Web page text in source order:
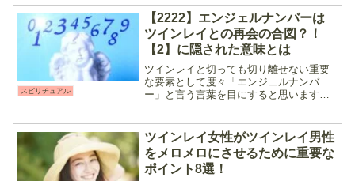
けでなくペットの気持ちやメッセージの
鑑定も可能...
スピリチュアル
【2222】エンジェルナンバーは
ツインレイとの再会の合図？！
【2】に隠された意味とは
ツインレイと切っても切り離せない重要
な要素として度々「エンジェルナンバ
ー」と言う言葉を目にすると思います。
ッセージで、それぞれの数字の並びには
意味が込められているのをご...
ツインレイ女性がツインレイ男性
をメロメロにさせるために重要な
ポイント8選！